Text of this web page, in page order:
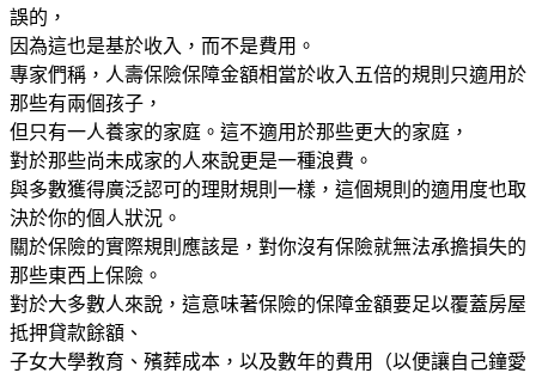
誤的，
因為這也是基於收入，而不是費用。
專家們稱，人壽保險保障金額相當於收入五倍的規則只適用於
那些有兩個孩子，
但只有一人養家的家庭。這不適用於那些更大的家庭，
對於那些尚未成家的人來說更是一種浪費。
與多數獲得廣泛認可的理財規則一樣，這個規則的適用度也取
決於你的個人狀況。
關於保險的實際規則應該是，對你沒有保險就無法承擔損失的
那些東西上保險。
對於大多數人來說，這意味著保險的保障金額要足以覆蓋房屋
抵押貸款餘額、
子女大學教育、殯葬成本，以及數年的費用（以便讓自己鐘愛